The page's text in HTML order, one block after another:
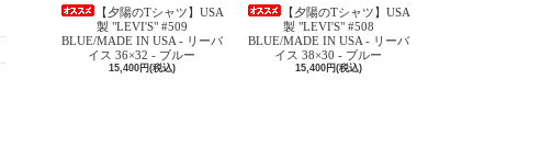
【夕陽のTシャツ】USA
製 "LEVI'S" #509
BLUE/MADE IN USA - リーバ
イス 36×32 - ブルー
15,400円(税込)
【夕陽のTシャツ】USA
製 "LEVI'S" #508
BLUE/MADE IN USA - リーバ
イス 38×30 - ブルー
15,400円(税込)